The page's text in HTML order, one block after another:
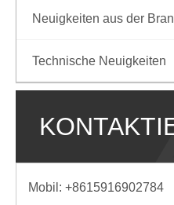
Neuigkeiten aus der
Technische Neuigkeiten
Mobil: +8615916902784